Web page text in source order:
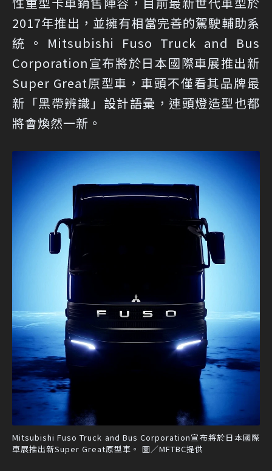
2017年推出，並擁有相當完善的駕駛輔助系
統。Mitsubishi Fuso Truck and Bus
Corporation宣布將於日本國際車展推出新
Super Great原型車，車頭不僅看其品牌最
新「黑帶辨識」設計語彙，連頭燈造型也都
將會煥然一新。
Mitsubishi Fuso Truck and Bus Corporation宣布將於日本國際
車展推出新Super Great原型車。 圖／MFTBC提供